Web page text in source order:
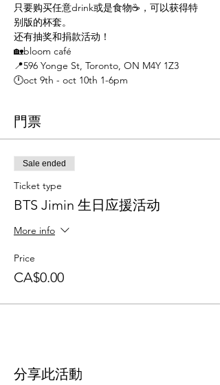
只要购买任意drink或是食物☕️，可以获得特
别版的杯套。
还有抽奖和捐款活动！
🏡bloom café
📍596 Yonge St, Toronto, ON M4Y 1Z3
🕛oct 9th - oct 10th 1-6pm
門票
Sale ended
Ticket type
BTS Jimin 生日应援活动
More info
Price
CA$0.00
分享此活動